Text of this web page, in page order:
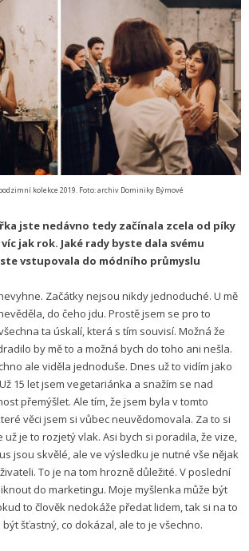
kolekce 2019. Foto: archiv Dominiky Býmové
jste nedávno tedy začínala zcela od píky
jak rok. Jaké rady byste dala svému
vstupovala do módního průmyslu
Začátky nejsou nikdy jednoduché. U mě
do čeho jdu. Prostě jsem se pro to
ta úskalí, která s tím souvisí. Možná že
by mě to a možná bych do toho ani nešla.
ale viděla jednoduše. Dnes už to vidím jako
15 let jsem vegetariánka a snažím se nad
přemýšlet. Ale tím, že jsem byla v tomto
věci jsem si vůbec neuvědomovala. Za to si
je to rozjetý vlak. Asi bych si poradila, že vize,
jsou skvělé, ale ve výsledku je nutné vše nějak
To je na tom hrozně důležité. V poslední
do marketingu. Moje myšlenka může být
to člověk nedokáže předat lidem, tak si na to
šťastný, co dokázal, ale to je všechno.